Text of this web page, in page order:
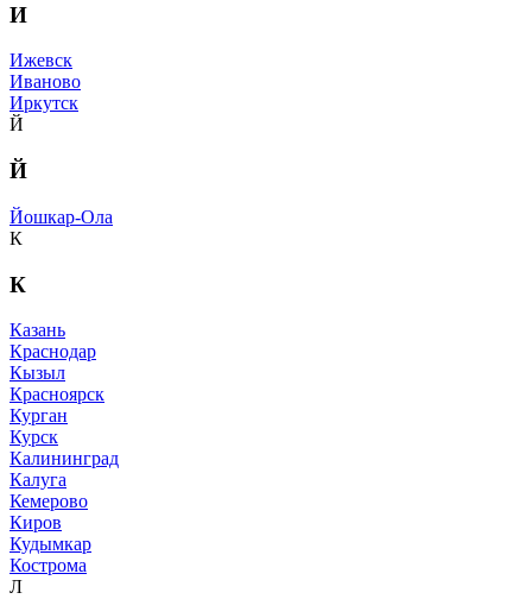
И
Ижевск
Иваново
Иркутск
Й
Й
Йошкар-Ола
К
К
Казань
Краснодар
Кызыл
Красноярск
Курган
Курск
Калининград
Калуга
Кемерово
Киров
Кудымкар
Кострома
Л